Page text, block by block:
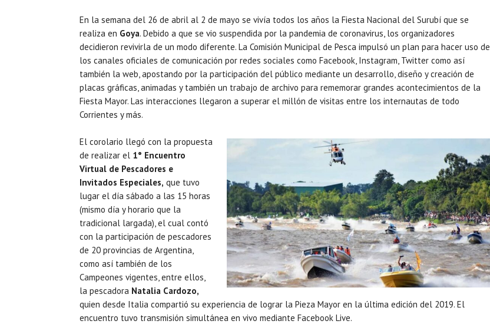
En la semana del 26 de abril al 2 de mayo se vivía todos los años la Fiesta Nacional del Surubí que se
realiza en Goya. Debido a que se vio suspendida por la pandemia de coronavirus, los organizadores
decidieron revivirla de un modo diferente. La Comisión Municipal de Pesca impulsó un plan para hacer uso de
los canales oficiales de comunicación por redes sociales como Facebook, Instagram, Twitter como así
también la web, apostando por la participación del público mediante un desarrollo, diseño y creación de
placas gráficas, animadas y también un trabajo de archivo para rememorar grandes acontecimientos de la
Fiesta Mayor. Las interacciones llegaron a superar el millón de visitas entre los internautas de todo
Corrientes y más.
El corolario llegó con la propuesta
de realizar el 1° Encuentro
Virtual de Pescadores e
Invitados Especiales, que tuvo
lugar el día sábado a las 15 horas
(mismo día y horario que la
tradicional largada), el cual contó
con la participación de pescadores
de 20 provincias de Argentina,
como así también de los
Campeones vigentes, entre ellos,
la pescadora Natalia Cardozo,
quien desde Italia compartió su experiencia de lograr la Pieza Mayor en la última edición del 2019. El
encuentro tuvo transmisión simultánea en vivo mediante Facebook Live.